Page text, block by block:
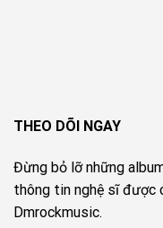
THEO DÕI NGAY
Đừng bỏ lỡ những
thông tin nghệ sĩ
Dmrockmusic.